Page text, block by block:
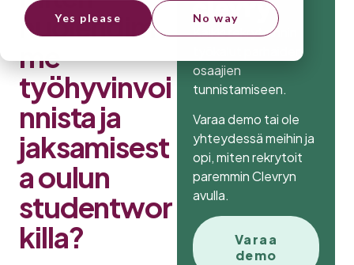
Yes please No way
huolehdim
me
työhyvinvoi
nnista ja
jaksamisest
a oulun
studentwor
killa?
Kaikki rekrytoinnin
osaajien
tunnistamiseen.
Varaa demo tai ole
yhteydessä meihin ja
opi, miten rekrytoit
paremmin Clevryn
avulla.
Varaa
demo